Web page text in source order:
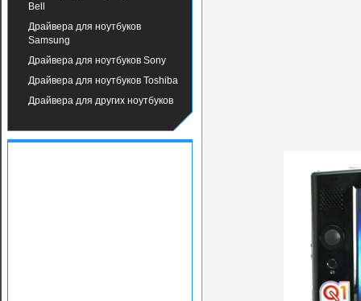
Bell
Драйвера для ноутбуков
Samsung
Драйвера для ноутбуков Sony
Драйвера для ноутбуков Toshiba
Драйвера для других ноутбуков